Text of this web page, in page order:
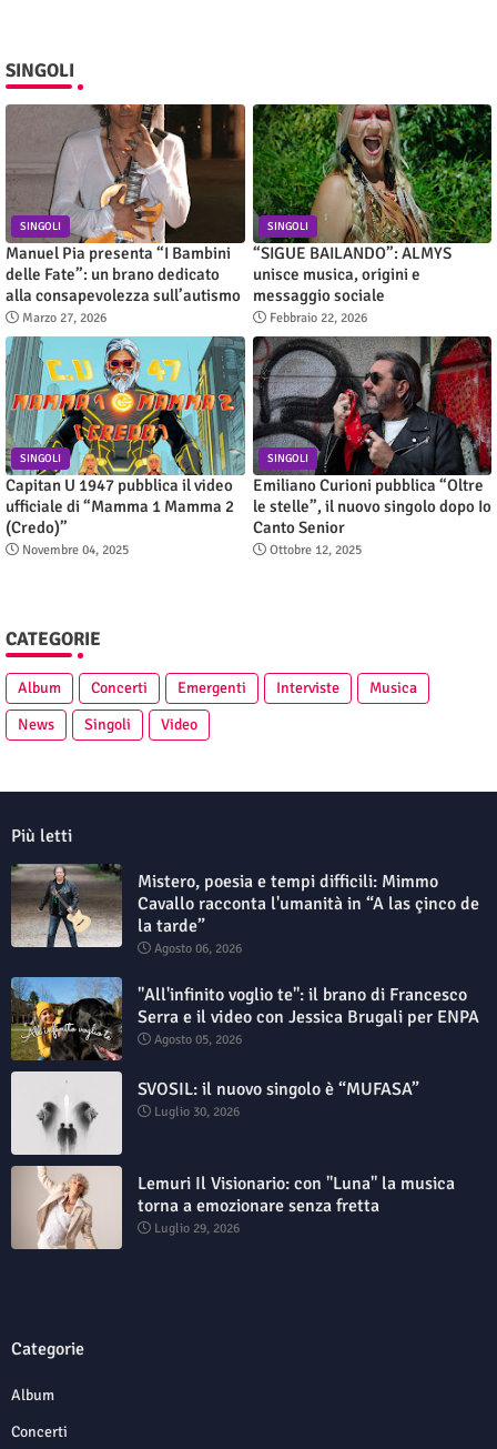
SINGOLI
SINGOLI
Manuel Pia presenta “I Bambini
delle Fate”: un brano dedicato
alla consapevolezza sull’autismo
Marzo 27, 2026
SINGOLI
“SIGUE BAILANDO”: ALMYS
unisce musica, origini e
messaggio sociale
Febbraio 22, 2026
SINGOLI
Capitan U 1947 pubblica il video
ufficiale di “Mamma 1 Mamma 2
(Credo)”
Novembre 04, 2025
SINGOLI
Emiliano Curioni pubblica “Oltre
le stelle”, il nuovo singolo dopo Io
Canto Senior
Ottobre 12, 2025
CATEGORIE
Album Concerti Emergenti Interviste
Musica
News
Singoli Video
Più letti
Mistero, poesia e tempi difficili: Mimmo
Cavallo racconta l'umanità in “A las çinco de
la tarde”
Agosto 06, 2026
"All'infinito voglio te": il brano di Francesco
Serra e il video con Jessica Brugali per ENPA
Agosto 05, 2026
SVOSIL: il nuovo singolo è “MUFASA”
Luglio 30, 2026
Lemuri Il Visionario: con "Luna" la musica
torna a emozionare senza fretta
Luglio 29, 2026
Categorie
Album
Concerti